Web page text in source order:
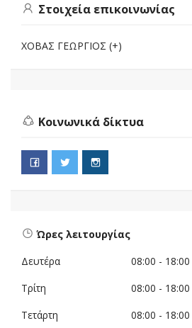
Στοιχεία επικοινωνίας
ΧΟΒΑΣ ΓΕΩΡΓΙΟΣ (+)
Κοινωνικά δίκτυα
Ώρες λειτουργίας
Δευτέρα
08:00 - 18:00
Τρίτη
08:00 - 18:00
Τετάρτη
08:00 - 18:00